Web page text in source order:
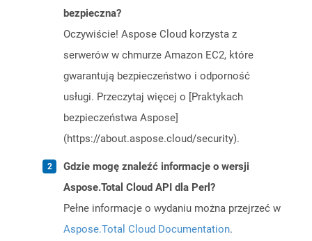
bezpieczna?
Oczywiście! Aspose Cloud korzysta z
serwerów w chmurze Amazon EC2, które
gwarantują bezpieczeństwo i odporność
usługi. Przeczytaj więcej o [Praktykach
bezpieczeństwa Aspose]
(https://about.aspose.cloud/security).
Gdzie mogę znaleźć informacje o wersji
Aspose.Total Cloud API dla Perl?
Pełne informacje o wydaniu można przejrzeć w
Aspose.Total Cloud Documentation.